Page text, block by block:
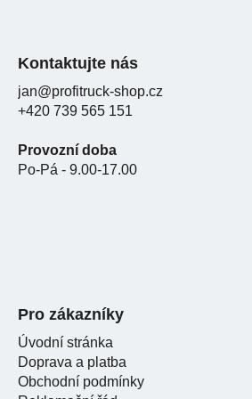
Kontaktujte nás
jan@profitruck-shop.cz
+420 739 565 151
Provozní doba
Po-Pá - 9.00-17.00
Pro zákazníky
Úvodní stránka
Doprava a platba
Obchodní podmínky